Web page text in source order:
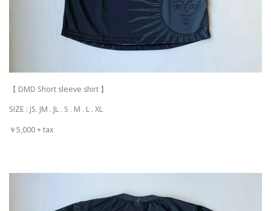
【 DMD Short sleeve shirt 】
SIZE : JS. JM . JL . S . M . L . XL
￥5,000 + tax